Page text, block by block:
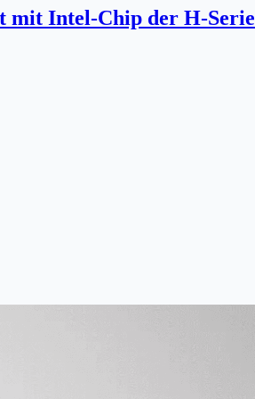
mit Intel-Chip der H-Serie